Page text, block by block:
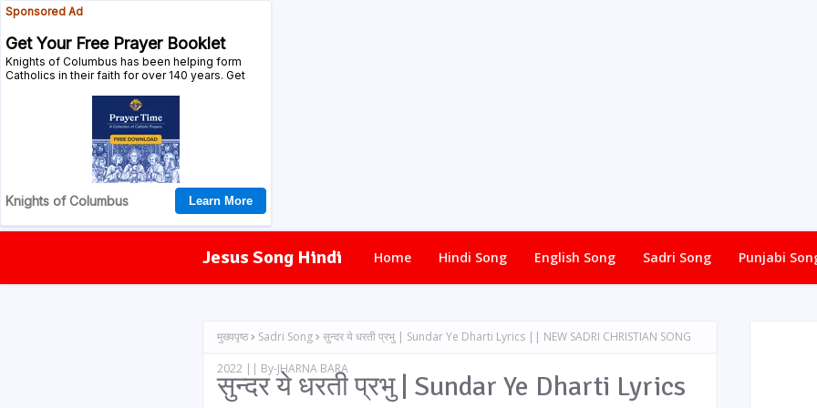
Jesus Song Hindi Home Hindi Song English Song Sadri Song Punjabi
मुख्यपृष्ठ Sadri Song सुन्दर ये धरती प्रभु | Sundar Ye Dharti Lyrics || NEW SADRI CHRISTIAN SONG
2022 || By-JHARNA BARA
सुन्दर ये धरती प्रभु | Sundar Ye Dharti Lyrics